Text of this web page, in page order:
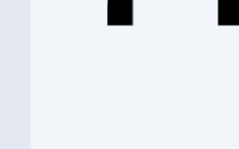
Rapidité et autonomie